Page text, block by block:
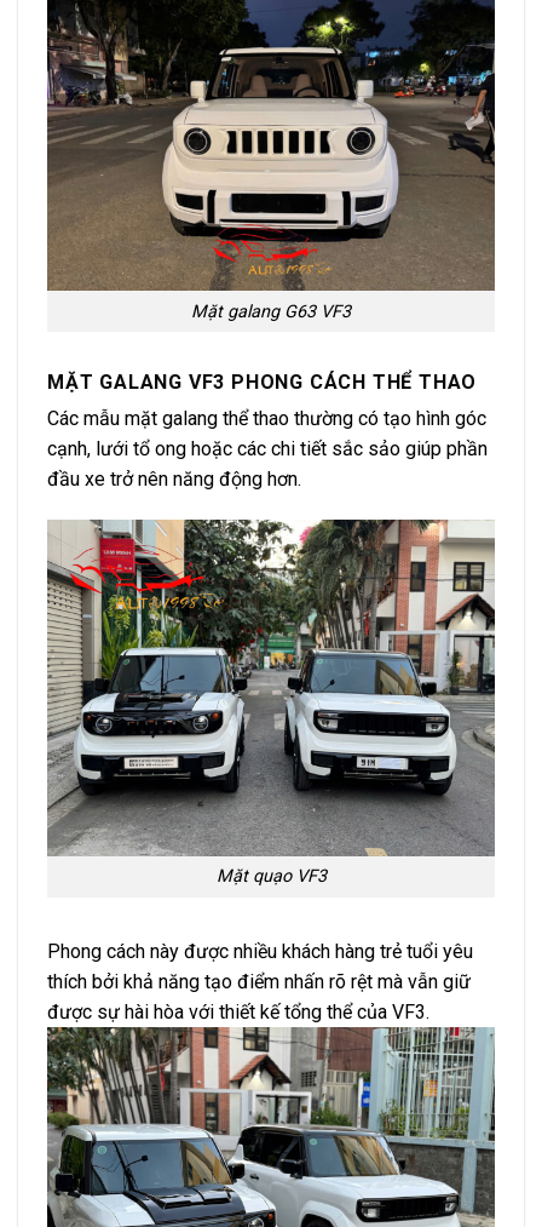
Mặt galang G63 VF3
MẶT GALANG VF3 PHONG CÁCH THỂ THAO
Các mẫu mặt galang thể thao thường có tạo hình góc
cạnh, lưới tổ ong hoặc các chi tiết sắc sảo giúp phần
đầu xe trở nên năng động hơn.
Mặt quạo VF3
Phong cách này được nhiều khách hàng trẻ tuổi yêu
thích bởi khả năng tạo điểm nhấn rõ rệt mà vẫn giữ
được sự hài hòa với thiết kế tổng thể của VF3.